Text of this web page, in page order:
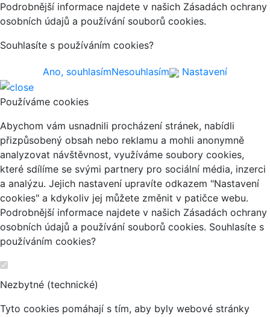
Podrobnější informace najdete v našich Zásadách ochrany
osobních údajů a používání souborů cookies.
Souhlasíte s používáním cookies?
Ano, souhlasímNesouhlasím Nastavení
Používáme cookies
Abychom vám usnadnili procházení stránek, nabídli
přizpůsobený obsah nebo reklamu a mohli anonymně
analyzovat návštěvnost, využíváme soubory cookies,
které sdílíme se svými partnery pro sociální média, inzerci
a analýzu. Jejich nastavení upravíte odkazem "Nastavení
cookies" a kdykoliv jej můžete změnit v patičce webu.
Podrobnější informace najdete v našich Zásadách ochrany
osobních údajů a používání souborů cookies. Souhlasíte s
používáním cookies?
Nezbytné (technické)
Tyto cookies pomáhají s tím, aby byly webové stránky